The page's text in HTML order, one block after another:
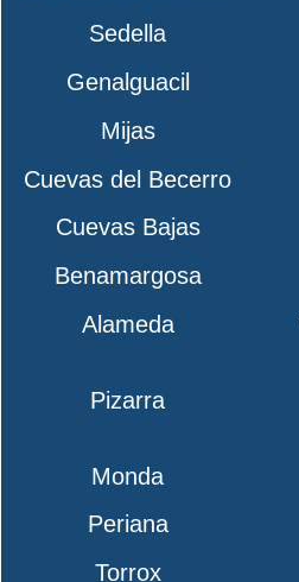
Sedella
Genalguacil
Mijas
Cuevas del Becerro
Cuevas Bajas
Benamargosa
Alameda
Pizarra
Monda
Periana
Torrox